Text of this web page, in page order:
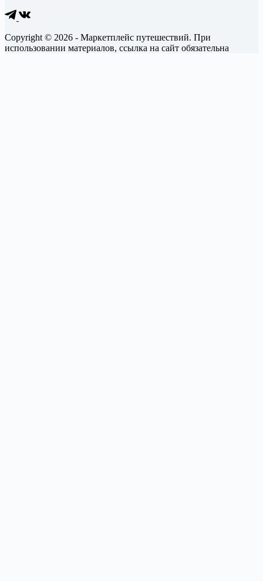
Copyright © 2026 - Маркетплейс путешествий. При
использовании материалов, ссылка на сайт обязательна